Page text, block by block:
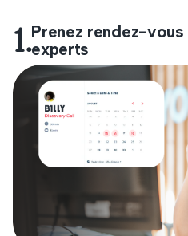
1.Prenez rendez-
experts